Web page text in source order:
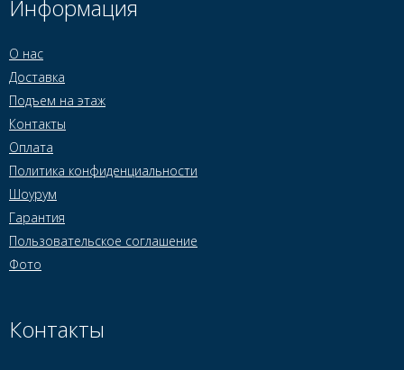
Информация
О нас
Доставка
Подъем на этаж
Контакты
Оплата
Политика конфиденциальности
Шоурум
Гарантия
Пользовательское соглашение
Фото
Контакты